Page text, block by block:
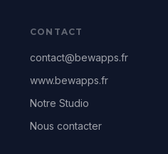
CONTACT
contact@bewapps.fr
www.bewapps.fr
Notre Studio
Nous contacter